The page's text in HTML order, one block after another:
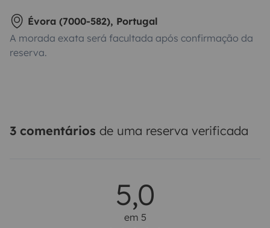
Évora (7000-582), Portugal
A morada exata será facultada após confirmação da
reserva.
3 comentários de uma reserva verificada
5,0
em 5